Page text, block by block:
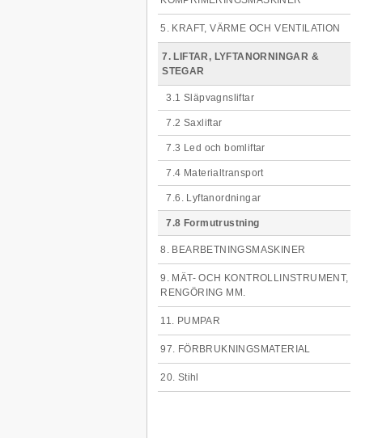
5. KRAFT, VÄRME OCH VENTILATION
7. LIFTAR, LYFTANORNINGAR &
STEGAR
3.1 Släpvagnsliftar
7.2 Saxliftar
7.3 Led och bomliftar
7.4 Materialtransport
7.6. Lyftanordningar
7.8 Formutrustning
8. BEARBETNINGSMASKINER
9. MÄT- OCH KONTROLLINSTRUMENT,
RENGÖRING MM.
11. PUMPAR
97. FÖRBRUKNINGSMATERIAL
20. Stihl